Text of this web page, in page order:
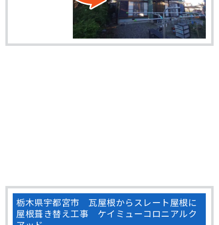
栃木県宇都宮市 瓦屋根からスレート屋根に
屋根葺き替え工事 ケイミューコロニアルク